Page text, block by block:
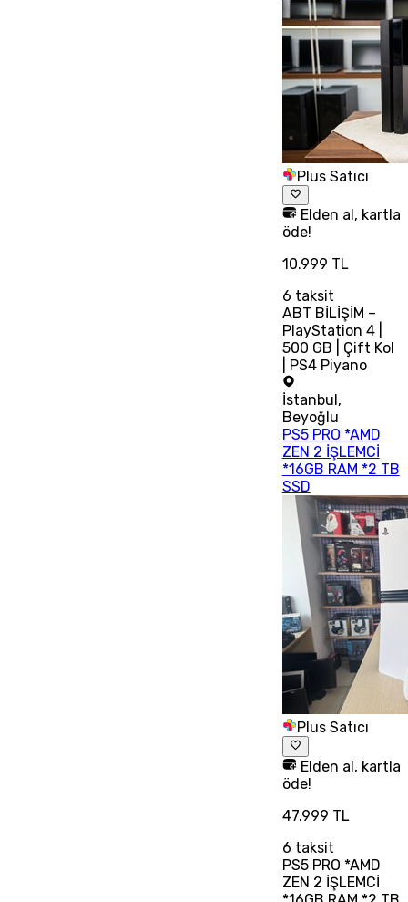
Plus Satıcı
Elden al, kartla
öde!
10.999 TL
6 taksit
ABT BİLİŞİM –
PlayStation 4 |
500 GB | Çift Kol
| PS4 Piyano
İstanbul ,
Beyoğlu
PS5 PRO *AMD
ZEN 2 İŞLEMCİ
*16GB RAM *2 TB
SSD
Plus Satıcı
Elden al, kartla
öde!
47.999 TL
6 taksit
PS5 PRO *AMD
ZEN 2 İŞLEMCİ